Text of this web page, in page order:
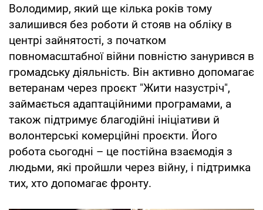
Володимир, який ще кілька років тому
залишився без роботи й стояв на обліку в
центрі зайнятості, з початком
повномасштабної війни повністю занурився в
громадську діяльність. Він активно допомагає
ветеранам через проєкт "Жити назустріч",
займається адаптаційними програмами, а
також підтримує благодійні ініціативи й
волонтерські комерційні проєкти. Його
робота сьогодні – це постійна взаємодія з
людьми, які пройшли через війну, і підтримка
тих, хто допомагає фронту.